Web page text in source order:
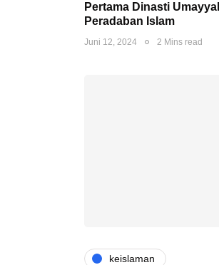
Pertama Dinasti
Peradaban Islam
Juni 12, 2024 2 Mins read
keislaman